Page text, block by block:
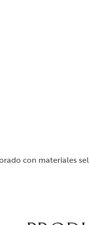
con materiales